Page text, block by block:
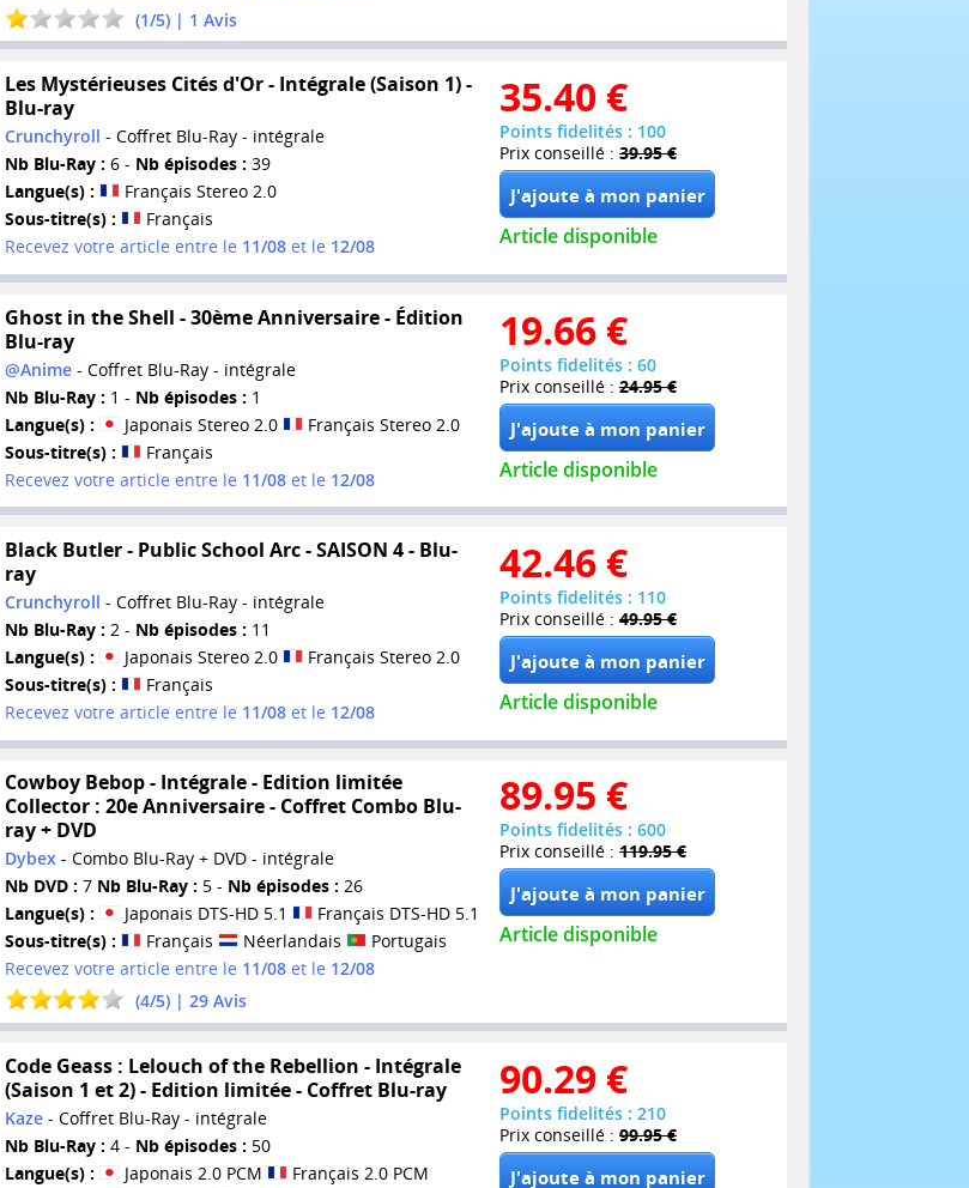
(1/5) | 1 Avis
Les Mystérieuses Cités d'Or - Intégrale (Saison 1) -
Blu-ray
Crunchyroll - Coffret Blu-Ray - intégrale
Nb Blu-Ray : 6 - Nb épisodes : 39
Langue(s) :
Français Stereo 2.0
Sous-titre(s) :
Français
Recevez votre article entre le 11/08et le 12/08
35.40 €
Points fidelités : 100
Prix conseillé : 39.95 €
Article disponible
Ghost in the Shell - 30ème Anniversaire - Édition
Blu-ray
@Anime- Coffret Blu-Ray - intégrale
Nb Blu-Ray : 1 - Nb épisodes : 1
Langue(s) :
Japonais Stereo 2.0
Français Stereo 2.0
Sous-titre(s) :
Français
Recevez votre article entre le 11/08et le 12/08
19.66 €
Points fidelités : 60
Prix conseillé : 24.95 €
Article disponible
Black Butler - Public School Arc - SAISON 4 - Blu-
ray
Crunchyroll - Coffret Blu-Ray - intégrale
Nb Blu-Ray : 2 - Nb épisodes : 11
Langue(s) :
Japonais Stereo 2.0
Français Stereo 2.0
Sous-titre(s) :
Français
Recevez votre article entre le 11/08et le 12/08
42.46 €
Points fidelités : 110
Prix conseillé : 49.95 €
Article disponible
Cowboy Bebop - Intégrale - Edition limitée
Collector : 20e Anniversaire - Coffret Combo Blu-
ray + DVD
Dybex- Combo Blu-Ray + DVD - intégrale
Nb DVD : 7 Nb Blu-Ray : 5 - Nb épisodes : 26
Langue(s) :
Japonais DTS-HD 5.1
Français DTS-HD 5.1
Sous-titre(s) :
Français Néerlandais
Portugais
Recevez votre article entre le 11/08et le 12/08
(4/5) | 29Avis
89.95 €
Points fidelités : 600
Prix conseillé : 119.95 €
Article disponible
Code Geass : Lelouch of the Rebellion - Intégrale
(Saison 1 et 2) - Edition limitée - Coffret Blu-ray
Kaze- Coffret Blu-Ray - intégrale
Nb Blu-Ray : 4 - Nb épisodes : 50
Langue(s) :
Japonais 2.0 PCM
Français 2.0 PCM
90.29 €
Points fidelités : 210
Prix conseillé : 99.95 €